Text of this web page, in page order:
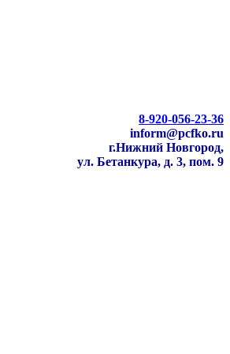
8-920-056-23-36
inform@pcfko.ru
г.Нижний Новгород,
ул. Бетанкура, д. 3, пом. 9